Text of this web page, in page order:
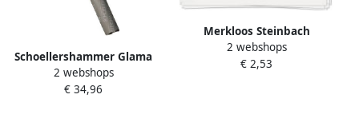
Schoellershammer Glama
Basic schetspapier 60 g m²
rol van 0 66 x 50 m
2 webshops
€ 34,96
Merkloos Steinbach
tekenpapier 200 g ft 55 x 73
cm gekorreld per vel
2 webshops
€ 2,53